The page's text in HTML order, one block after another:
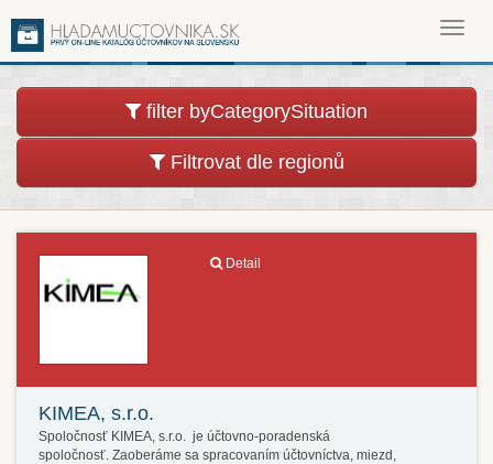
filter byCategorySituation
Filtrovat dle regionů
Detail
KIMEA, s.r.o.
Spoločnosť KIMEA, s.r.o. je účtovno-poradenská
spoločnosť. Zaoberáme sa spracovaním účtovníctva, miezd,